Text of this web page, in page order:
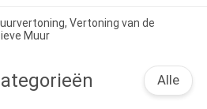
Vertoning van de
Muur
Alle